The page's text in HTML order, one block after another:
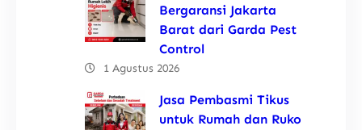
Bergaransi Jakarta
Barat dari Garda Pest
Control
1 Agustus 2026
Jasa Pembasmi Tikus
untuk Rumah dan Ruko